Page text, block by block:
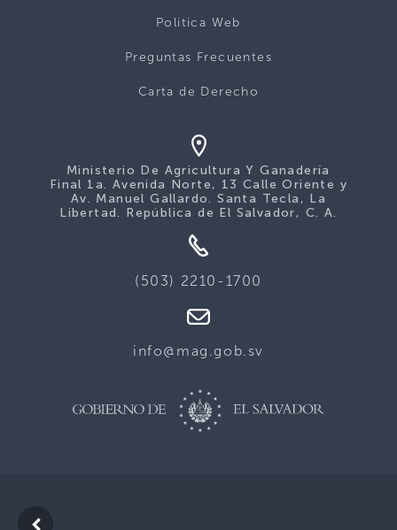
Politica Web
Preguntas Frecuentes
Carta de Derecho
Ministerio De Agricultura Y Ganadería
Final 1a. Avenida Norte, 13 Calle Oriente y
Av. Manuel Gallardo. Santa Tecla, La
Libertad. República de El Salvador, C. A.
(503) 2210-1700
info@mag.gob.sv